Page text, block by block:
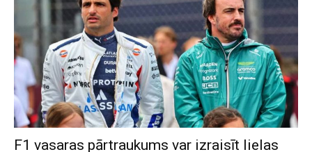
F1 vasaras pārtraukums var izraisīt lielas